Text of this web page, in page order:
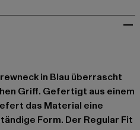
in Blau überrascht
Griff. Gefertigt aus einem
das Material eine
Form. Der Regular Fit